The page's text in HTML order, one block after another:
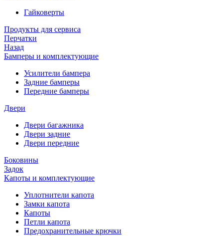
Гайковерты
Продукты для сервиса
Перчатки
Назад
Бамперы и комплектующие
Усилители бампера
Задние бамперы
Передние бамперы
Двери
Двери багажника
Двери задние
Двери передние
Боковины
Задок
Капоты и комплектующие
Уплотнители капота
Замки капота
Капоты
Петли капота
Предохранительные крючки